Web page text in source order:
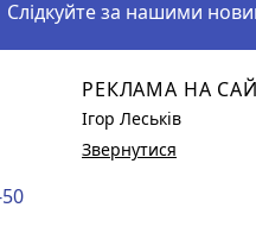
Слідкуйте за нашими
РЕКЛАМА НА
Ігор Леськів
Звернутися